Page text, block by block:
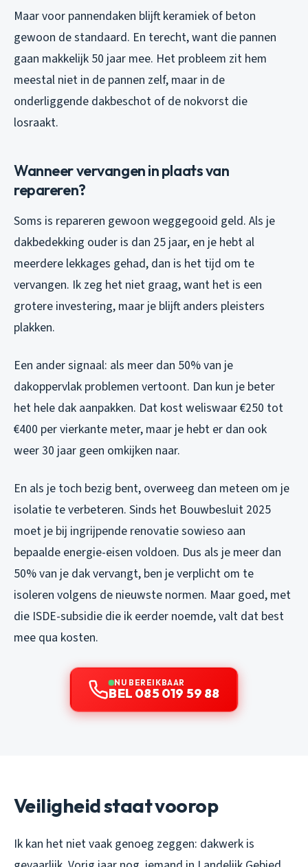
Maar voor pannendaken blijft keramiek of beton
gewoon de standaard. En terecht, want die pannen
gaan makkelijk 50 jaar mee. Het probleem zit hem
meestal niet in de pannen zelf, maar in de
onderliggende dakbeschot of de nokvorst die
losraakt.
Wanneer vervangen in plaats van
repareren?
Soms is repareren gewoon weggegooid geld. Als je
dakbedekking ouder is dan 25 jaar, en je hebt al
meerdere lekkages gehad, dan is het tijd om te
vervangen. Ik zeg het niet graag, want het is een
grotere investering, maar je blijft anders pleisters
plakken.
Een ander signaal: als meer dan 50% van je
dakoppervlak problemen vertoont. Dan kun je beter
het hele dak aanpakken. Dat kost weliswaar €250 tot
€400 per vierkante meter, maar je hebt er dan ook
weer 30 jaar geen omkijken naar.
En als je toch bezig bent, overweeg dan meteen om je
isolatie te verbeteren. Sinds het Bouwbesluit 2025
moet je bij ingrijpende renovatie sowieso aan
bepaalde energie-eisen voldoen. Dus als je meer dan
50% van je dak vervangt, ben je verplicht om te
isoleren volgens de nieuwste normen. Maar goed, met
die ISDE-subsidie die ik eerder noemde, valt dat best
mee qua kosten.
NU BEREIKBAAR
BEL 085 019 59 88
Veiligheid staat voorop
Ik kan het niet vaak genoeg zeggen: dakwerk is